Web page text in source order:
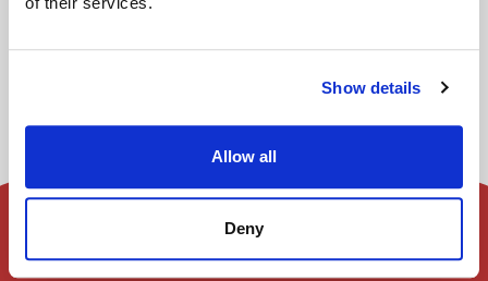
Show details
Allow all
Deny
首頁